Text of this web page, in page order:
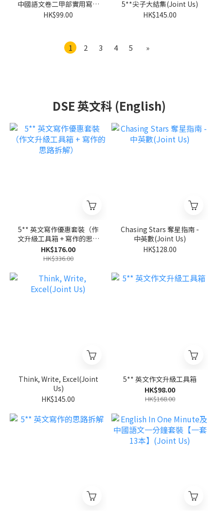
中國語文卷二甲部實用寫作
Vol.2(Joint Us)
HK$99.00
5**尖子大結集(Joint Us)
HK$145.00
1 2 3 4 5 »
DSE 英文科 (English)
5** 英文寫作優惠套裝（作
文升級工具箱 + 寫作的思路
拆解）
HK$176.00
HK$336.00
Chasing Stars 奪星指南 -
中英數(Joint Us)
HK$128.00
Think, Write, Excel(Joint
Us)
HK$145.00
5** 英文作文升級工具箱
HK$98.00
HK$168.00